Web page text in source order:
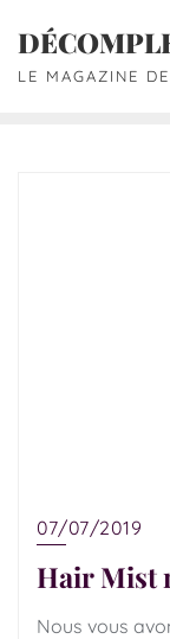
LE MAGAZINE
07/07/2019
Hair Mist
Nous vous